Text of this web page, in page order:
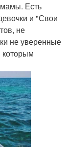
Есть
и "Свои
не
не уверенные
которым